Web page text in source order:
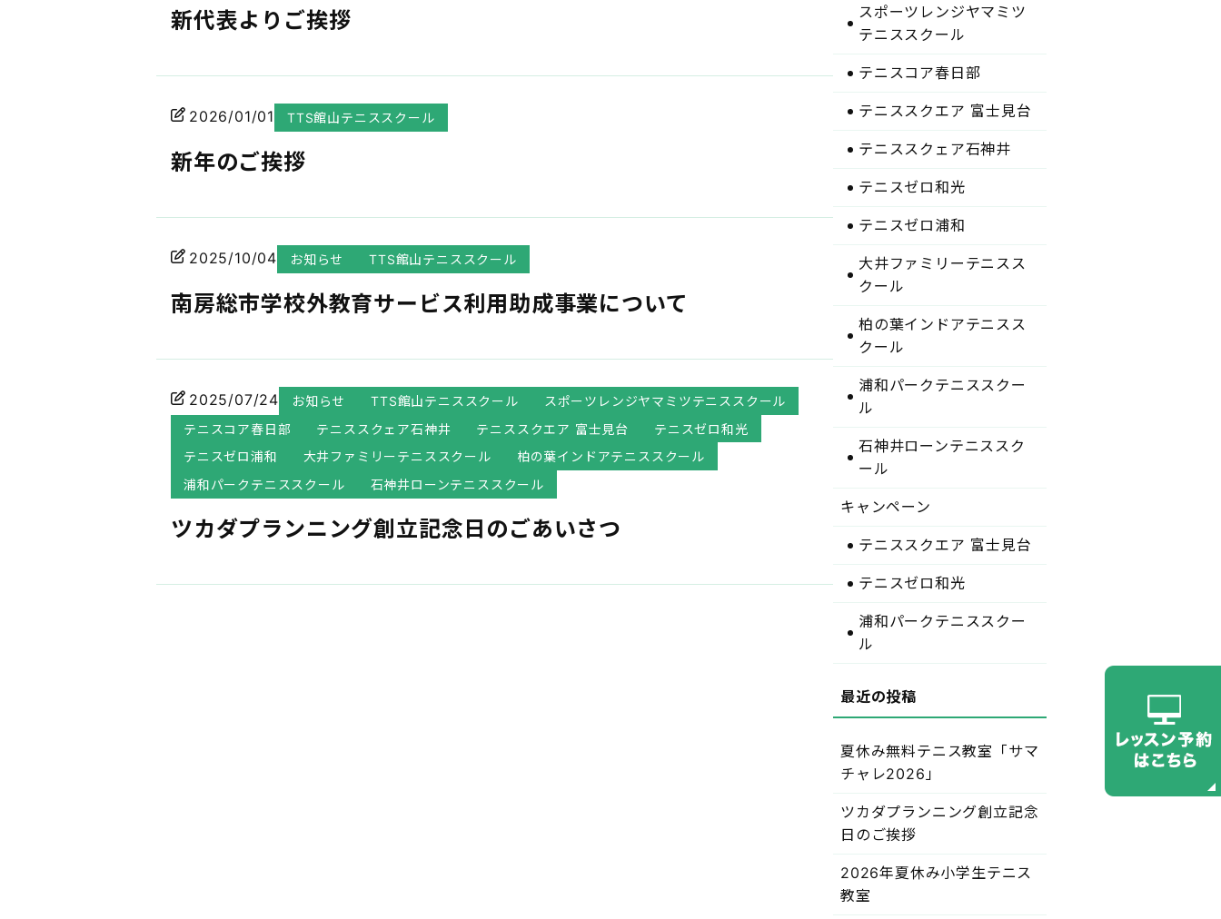
新代表よりご挨拶
2026/01/01 TTS館山テニススクール
新年のご挨拶
2025/10/04 お知らせ TTS館山テニススクール
南房総市学校外教育サービス利用助成事業について
2025/07/24 お知らせ TTS館山テニススクール
スポーツレンジヤマミツテニススクール
テニスコア春日部
テニススクェア石神井 テニススクエア 富士見台
テニスゼロ和光
テニスゼロ浦和
大井ファミリーテニススクール
柏の葉インドアテニススクール
浦和パークテニススクール
石神井ローンテニススクール
ツカダプランニング創立記念日のごあいさつ
スポーツレンジヤマミツ
テニススクール
テニスコア春日部
テニススクエア 富士見台
テニススクェア石神井
テニスゼロ和光
テニスゼロ浦和
大井ファミリーテニスス
クール
柏の葉インドアテニスス
クール
浦和パークテニススクー
ル
石神井ローンテニススク
ール
キャンペーン
テニススクエア 富士見台
テニスゼロ和光
浦和パークテニススクー
ル
夏休み無料テニス教室「サマ
チャレ2026」
ツカダプランニング創立記念
日のご挨拶
2026年夏休み小学生テニス
教室